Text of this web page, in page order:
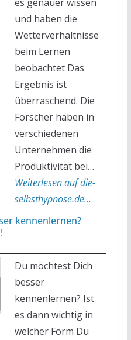
und haben die
Wetterverhältnisse
beim Lernen
beobachtet Das
Ergebnis ist
überraschend. Die
Forscher haben in
verschiedenen
Unternehmen die
Produktivität bei…
Weiterlesen auf die-
selbsthypnose.de...
kennenlernen?
Du möchtest Dich
besser
kennenlernen? Ist
es dann wichtig in
welcher Form Du